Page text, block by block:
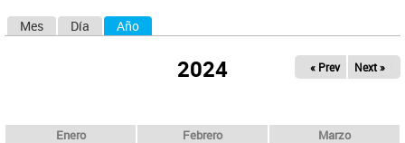
Mes Día Año
2024 « Prev Next »
Enero Febrero Marzo